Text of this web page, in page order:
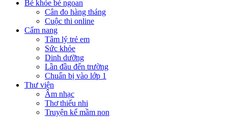
Bé khỏe bé ngoan
Cân đo hàng tháng
Cuộc thi online
Cẩm nang
Tâm lý trẻ em
Sức khỏe
Dinh dưỡng
Lần đầu đến trường
Chuẩn bị vào lớp 1
Thư viện
Âm nhạc
Thơ thiếu nhi
Truyện kể mầm non